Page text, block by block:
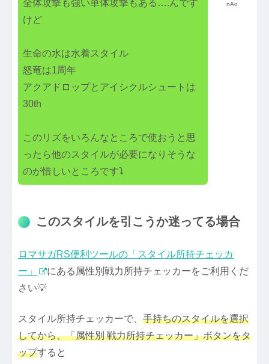
nAo
全体攻撃も強い単体攻撃もある….んです
けど
生命の水は水着スタイル
怒竜は1周年
アクアドロップとアイシクルシュートは
30th
このリズをいろんなところで使おうと思
ったら他のスタイルが必要になりそうな
のが惜しいところです⤵️
このスタイルを引こうか迷ってる場合
ロマサガRS便利ツールの「スタイル所持チェッカ
ー」
にある属性別戦力所持チェッカーをご利用くだ
さい💡
スタイル所持チェッカーで、 手持ちのスタイルを選択
してから、「属性別 戦力所持チェッカー」ボタンをタ
ップすると